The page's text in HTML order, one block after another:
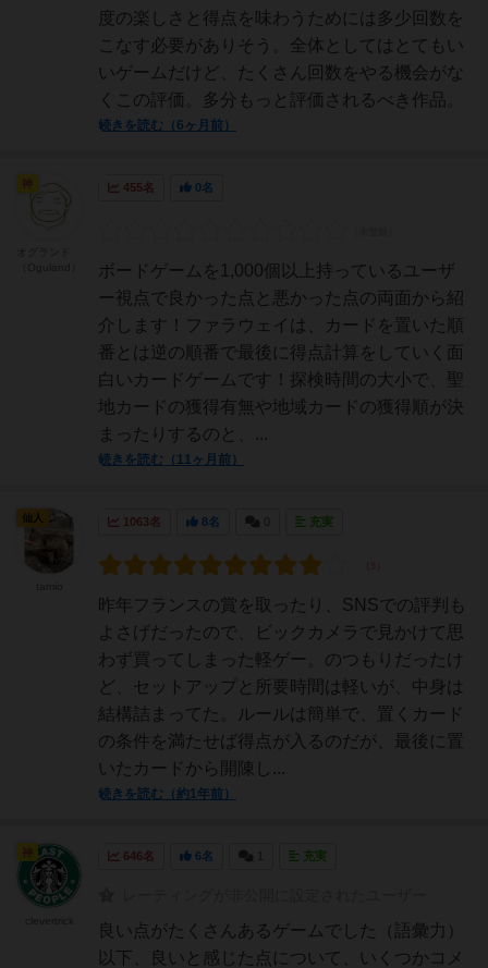
度の楽しさと得点を味わうためには多少回数を
こなす必要がありそう。全体としてはとてもい
いゲームだけど、たくさん回数をやる機会がな
くこの評価。多分もっと評価されるべき作品。
続きを読む（6ヶ月前）
455名 0名
ボードゲームを1,000個以上持っているユーザ
ー視点で良かった点と悪かった点の両面から紹
介します！ファラウェイは、カードを置いた順
番とは逆の順番で最後に得点計算をしていく面
白いカードゲームです！探検時間の大小で、聖
地カードの獲得有無や地域カードの獲得順が決
まったりするのと、...
続きを読む（11ヶ月前）
1063名 8名 充実
昨年フランスの賞を取ったり、SNSでの評判も
よさげだったので、ビックカメラで見かけて思
わず買ってしまった軽ゲー。のつもりだったけ
ど、セットアップと所要時間は軽いが、中身は
結構詰まってた。ルールは簡単で、置くカード
の条件を満たせば得点が入るのだが、最後に置
いたカードから開陳し...
続きを読む（約1年前）
仙人
646名 6名 充実
良い点がたくさんあるゲームでした（語彙力）
以下、良いと感じた点について、いくつかコメ
神